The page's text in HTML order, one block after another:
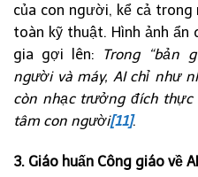
của con người, kể cả trong
toàn kỹ thuật. Hình ảnh ẩn
gia gợi lên: Trong “bản
người và máy, AI chỉ như
còn nhạc trưởng đích
tâm con người[11].
3. Giáo huấn Công giáo về AI